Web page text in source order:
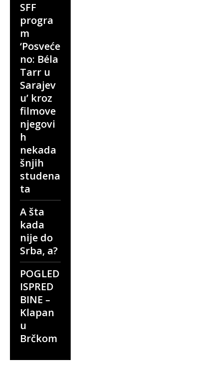
SFF
progra
m
‘Posveće
no: Béla
Tarr u
Sarajev
u’ kroz
filmove
njegovi
h
nekada
šnjih
studena
ta
A šta
kada
nije do
Srba, a?
POGLED
ISPRED
BINE –
Klapan
u
Brčkom